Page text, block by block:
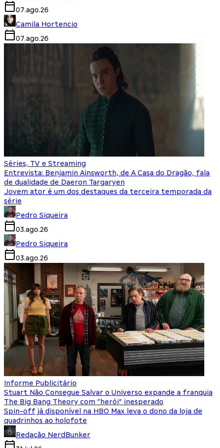
07.ago.26
Camila Hortencio
07.ago.26
Séries, TV e Streaming
Entrevista: Benjamin Ainsworth, de A Casa do Dragão, fala
de dualidade de Daeron Targaryen
Jovem ator é um dos destaques da terceira temporada da
série
Pedro Siqueira
03.ago.26
Pedro Siqueira
03.ago.26
Informe Publicitário
Stuart Não Consegue Salvar o Universo expande a franquia
The Big Bang Theory com “herói” inesperado
Spin-off já disponível na HBO Max leva o dono da loja de
quadrinhos ao holofote
Redação NerdBunker